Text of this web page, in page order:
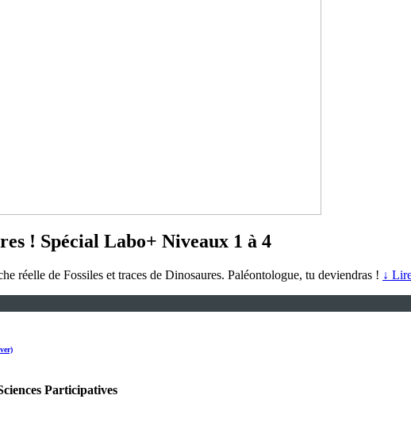
! Spécial Labo+ Niveaux 1 à 4
réelle de Fossiles et traces de Dinosaures. Paléontologue, tu deviendras ! ↓
Participatives